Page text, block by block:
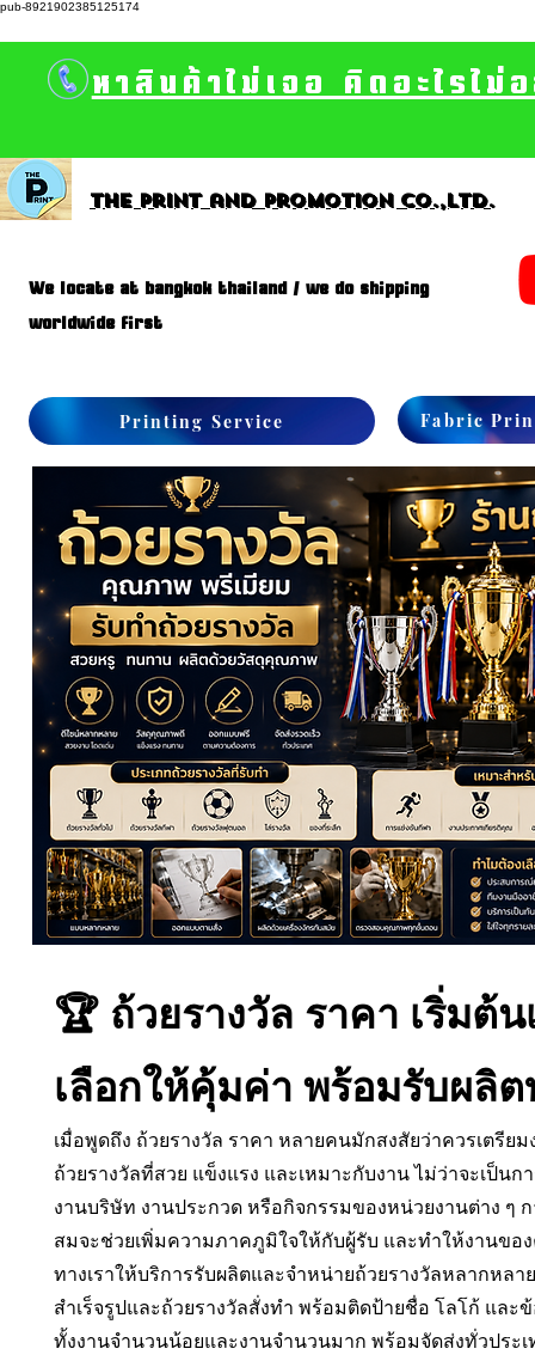
pub-8921902385125174
หาสินค้าไม่เจอ คิดอะไรไ
The print and promotion CO.,Ltd.
We locate at bangkok thailand / we do shipping
worldwide first
Printing Service Fabric
🏆 ถ้วยรางวัล ราคา เริ่มต้
เลือกให้คุ้มค่า พร้อมรับผลิ
เมื่อพูดถึง ถ้วยรางวัล ราคา หลายคนมักสงสัยว่าควรเตรีย
ถ้วยรางวัลที่สวย แข็งแรง และเหมาะกับงาน ไม่ว่าจะเป็นก
งานบริษัท งานประกวด หรือกิจกรรมของหน่วยงานต่าง ๆ
สมจะช่วยเพิ่มความภาคภูมิใจให้กับผู้รับ และทำให้งานข
ทางเราให้บริการรับผลิตและจำหน่ายถ้วยรางวัลหลากหลา
สำเร็จรูปและถ้วยรางวัลสั่งทำ พร้อมติดป้ายชื่อ โลโก้ และ
ทั้งงานจำนวนน้อยและงานจำนวนมาก พร้อมจัดส่งทั่วประเ